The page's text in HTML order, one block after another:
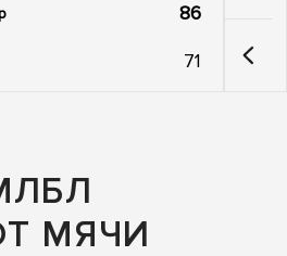
86
71
МЯЧИ